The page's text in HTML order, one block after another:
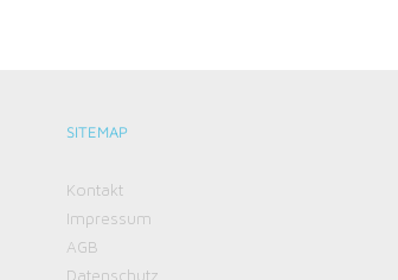
SITEMAP
Kontakt
Impressum
AGB